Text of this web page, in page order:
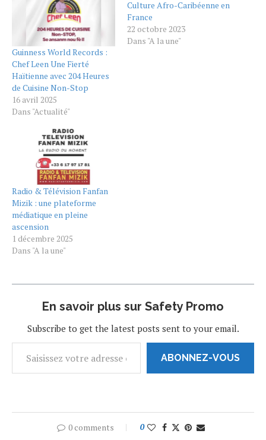
Guinness World Records :
Chef Leen Une Fierté
Haïtienne avec 204 Heures
de Cuisine Non-Stop
16 avril 2025
Dans "Actualité"
Culture Afro-Caribéenne en
France
22 octobre 2023
Dans "A la une"
Radio & Télévision Fanfan
Mizik : une plateforme
médiatique en pleine
ascension
1 décembre 2025
Dans "A la une"
En savoir plus sur Safety Promo
Subscribe to get the latest posts sent to your email.
ABONNEZ-VOUS
0 comments 0